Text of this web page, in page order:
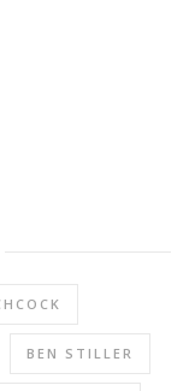
BEN STILLER